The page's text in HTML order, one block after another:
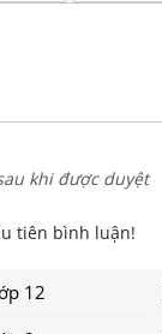
khi được duyệt
tiên bình luận!
12